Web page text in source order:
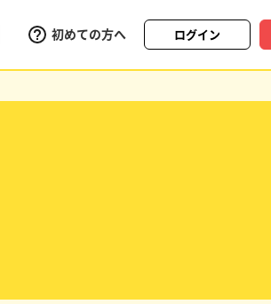
初めての方へ ログイン